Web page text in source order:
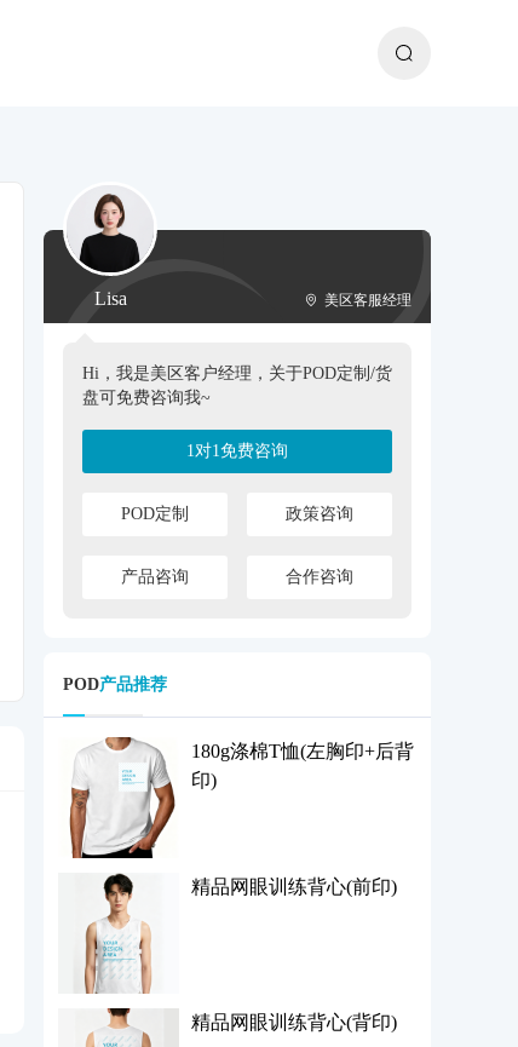
Lisa 美区客服经理
Hi，我是美区客户经理，关于POD定制/货
盘可免费咨询我~
1对1免费咨询
POD定制 政策咨询
产品咨询 合作咨询
POD产品推荐
180g涤棉T恤(左胸印+后背
印)
精品网眼训练背心(前印)
精品网眼训练背心(背印)